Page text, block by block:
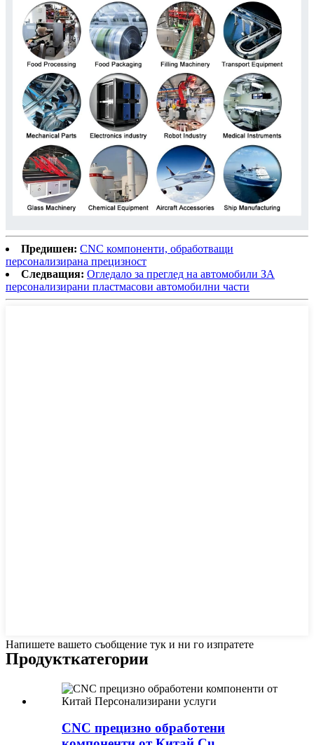
Предишен: CNC компоненти, обработващи
персонализирана прецизност
Следващия: Огледало за преглед на автомобили ЗА
персонализирани пластмасови автомобилни части
Напишете вашето съобщение тук и ни го изпратете
Продукткатегории
CNC прецизно обработени